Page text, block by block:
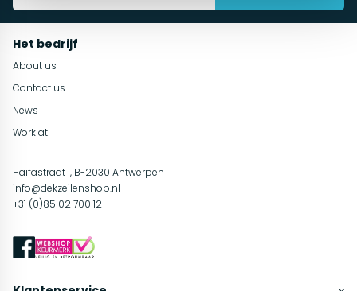
Het bedrijf
About us
Contact us
News
Work at
Haifastraat 1, B-2030 Antwerpen
info@dekzeilenshop.nl
+31 (0)85 02 700 12